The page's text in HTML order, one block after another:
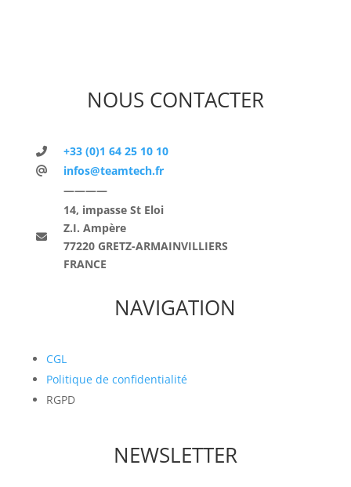
NOUS CONTACTER
+33 (0)1 64 25 10 10
infos@teamtech.fr
————
14, impasse St Eloi
Z.I. Ampère
77220 GRETZ-ARMAINVILLIERS
FRANCE
NAVIGATION
CGL
Politique de confidentialité
RGPD
NEWSLETTER